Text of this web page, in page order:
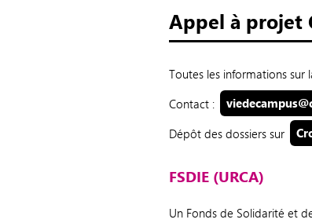
Appel à projet
Toutes les informations
Contact :
Dépôt des dossiers sur
FSDIE (URCA)
Un Fonds de Solidarité et